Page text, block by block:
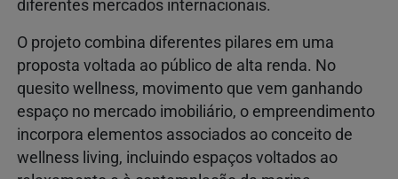
diferentes mercados internacionais.
O projeto combina diferentes pilares em uma
proposta voltada ao público de alta renda. No
quesito wellness, movimento que vem ganhando
espaço no mercado imobiliário, o empreendimento
incorpora elementos associados ao conceito de
wellness living, incluindo espaços voltados ao